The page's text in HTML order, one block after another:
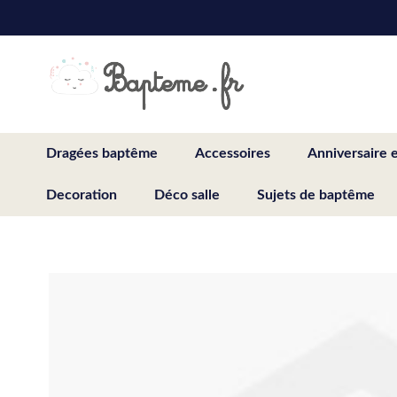
to
Dragées baptême Accessoires Anniversaire
Decoration Déco salle Sujets de baptême